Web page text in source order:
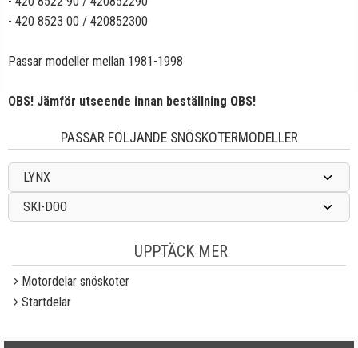
- 420 8523 00 / 420852300
Passar modeller mellan 1981-1998
OBS! Jämför utseende innan beställning OBS!
PASSAR FÖLJANDE SNÖSKOTERMODELLER
LYNX
SKI-DOO
UPPTÄCK MER
Motordelar snöskoter
Startdelar